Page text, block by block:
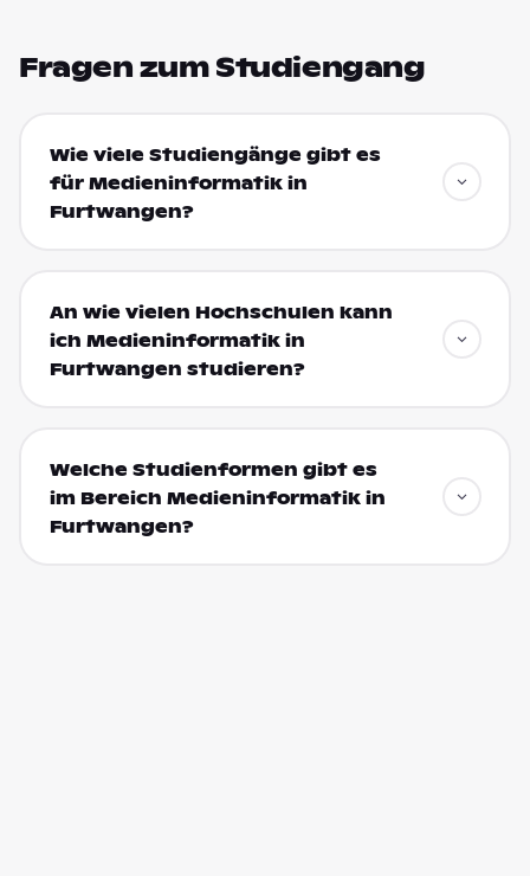
Fragen zum Studiengang
Wie viele Studiengänge gibt es
für Medieninformatik in
Furtwangen?
An wie vielen Hochschulen kann
ich Medieninformatik in
Furtwangen studieren?
Welche Studienformen gibt es
im Bereich Medieninformatik in
Furtwangen?